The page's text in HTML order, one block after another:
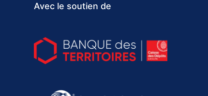
Avec le soutien de